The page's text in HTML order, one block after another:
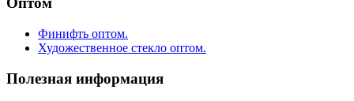
Финифть оптом.
Художественное стекло оптом.
Полезная информация